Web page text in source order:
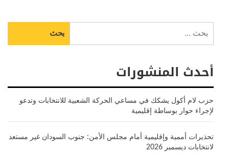
عن:
أحدث المنشورات
حزب لام أكول يشكك في مساعي الحركة الشعبية للانتخابات وتدعو
لإجراء حوار بوساطة إقليمية
تحذيرات أممية وإقليمية أمام مجلس الأمن: جنوب السودان غير مستعد
لانتخابات ديسمبر 2026